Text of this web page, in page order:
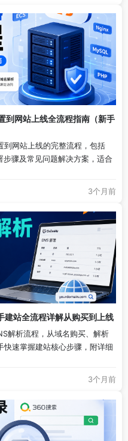
到网站上线全流程指南（新手
到网站上线的完整流程，包括
步骤及常见问题解决方案，适合
3个月前
站全流程详解从购买到上线
解析流程，从域名购买、解析
速掌握建站核心步骤，附详细
3个月前